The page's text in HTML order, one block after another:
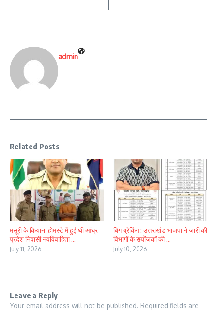
admin
Related Posts
मसूरी के कियाना होमस्टे में हुई थी आंध्र
प्रदेश निवासी नवविवाहिता ...
July 11, 2026
बिग ब्रेकिंग : उत्तराखंड भाजपा ने जारी की
विभागों के सयोंजकों की ...
July 10, 2026
Leave a Reply
Your email address will not be published. Required fields are